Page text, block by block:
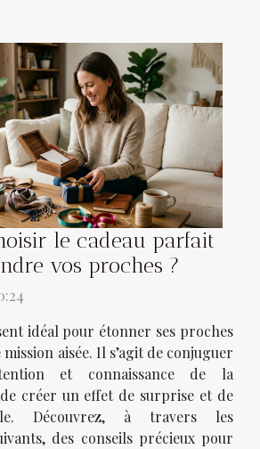
le cadeau parfait
vos proches ?
idéal pour étonner ses proches
mission aisée. Il s’agit de conjuguer
et connaissance de la
créer un effet de surprise et de
Découvrez, à travers les
des conseils précieux pour